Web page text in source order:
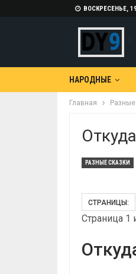
ВОСКРЕСЕНЬЕ,
НАРОДНЫЕ
Главная
РАЗНЫЕ СКАЗКИ
СТРАНИЦЫ:
Страница 1